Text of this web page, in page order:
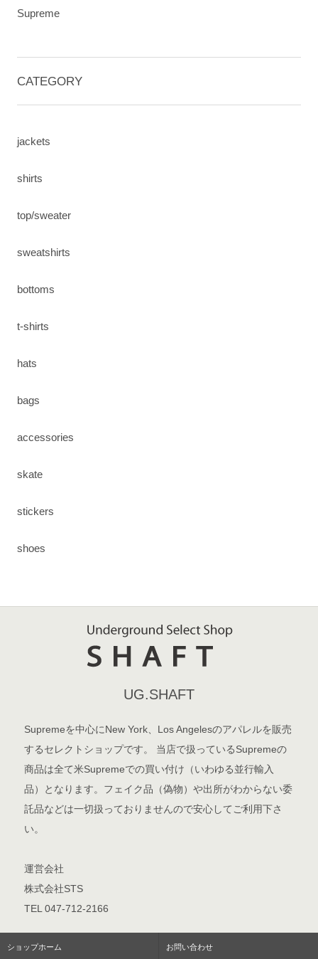
Supreme
CATEGORY
jackets
shirts
top/sweater
sweatshirts
bottoms
t-shirts
hats
bags
accessories
skate
stickers
shoes
UG.SHAFT
Supremeを中心にNew York、Los Angelesのアパレルを販売
するセレクトショップです。 当店で扱っているSupremeの
商品は全て米Supremeでの買い付け（いわゆる並行輸入
品）となります。フェイク品（偽物）や出所がわからない委
託品などは一切扱っておりませんので安心してご利用下さ
い。
運営会社
株式会社STS
TEL 047-712-2166
ショップホーム お問い合わせ